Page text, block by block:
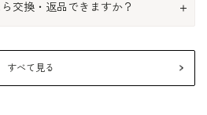
交換・返品できますか？
すべて見る